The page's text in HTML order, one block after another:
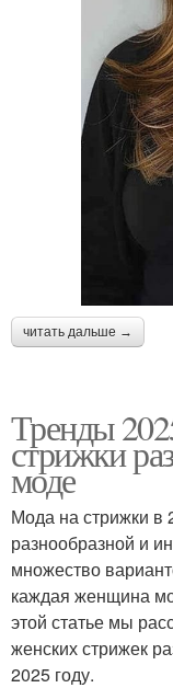
читать дальше →
Тренды
стрижки
моде
Мода на стрижки в
разнообразной и
множество
каждая женщина
этой статье мы
женских стрижек
2025 году.